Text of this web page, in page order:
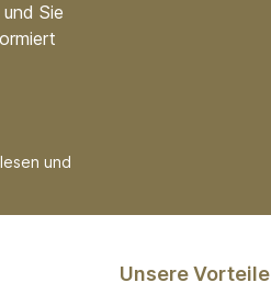
Sie
und
Unsere Vorteile